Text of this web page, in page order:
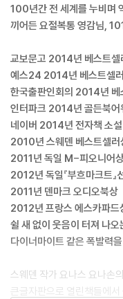
100년간 전 세계를 누비며
끼어든 요절복통 영감님,
교보문고 2014년 베스트셀
예스24 2014년 베스트셀
한국출판인회의 2014년 베
인터파크 2014년 골든북어
네이버 2014년 전자책 소
2010년 스웨덴 베스트셀러
2011년 독일 M-피오니어
2012년 독일『부흐마크트』
2011년 덴마크 오디오북상
2012년 프랑스 에스카파드
쉴 새 없이 웃음이 터져 나
다이너마이트 같은 폭발력
스웨덴 작가 요나스 요나손
큰글자판으로 열린책들에